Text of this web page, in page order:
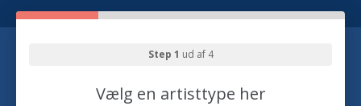
Step 1 ud af 4
Vælg en artisttype her